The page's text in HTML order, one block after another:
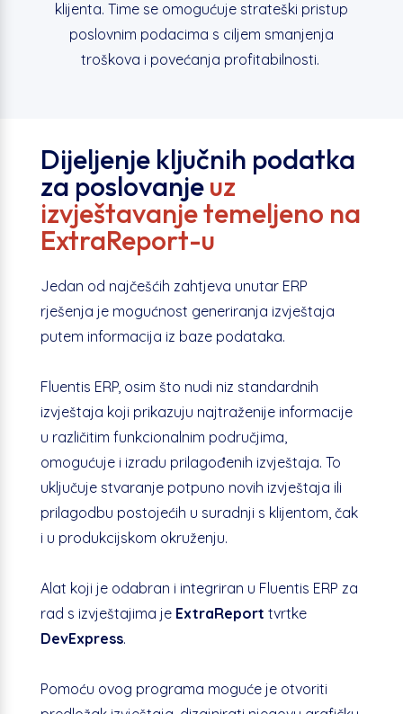
klijenta. Time se omogućuje strateški pristup
poslovnim podacima s ciljem smanjenja
troškova i povećanja profitabilnosti.
Dijeljenje ključnih podatka
za poslovanjeuz
izvještavanje temeljeno na
ExtraReport-u
Jedan od najčešćih zahtjeva unutar ERP
rješenja je mogućnost generiranja izvještaja
putem informacija iz baze podataka.
Fluentis ERP, osim što nudi niz standardnih
izvještaja koji prikazuju najtraženije informacije
u različitim funkcionalnim područjima,
omogućuje i izradu prilagođenih izvještaja. To
uključuje stvaranje potpuno novih izvještaja ili
prilagodbu postojećih u suradnji s klijentom, čak
i u produkcijskom okruženju.
Alat koji je odabran i integriran u Fluentis ERP za
rad s izvještajima je ExtraReport tvrtke
DevExpress.
Pomoću ovog programa moguće je otvoriti